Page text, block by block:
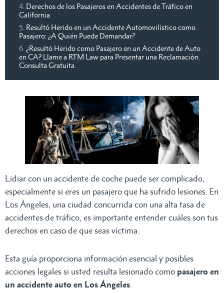
Derechos de los Pasajeros en Accidentes de Tráfico en
California
Resultó Herido en un Accidente Automovilístico como
Pasajero: ¿A Quién Puede Demandar?
¿Resultó Herido como Pasajero en un Accidente de Auto
en CA? Llame a RTM Law para Presentar una Reclamación.
Consulta Gratuita.
Lidiar con un accidente de coche puede ser complicado,
especialmente si eres un pasajero que ha sufrido lesiones. En
Los Ángeles, una ciudad concurrida con una alta tasa de
accidentes de tráfico, es importante entender cuáles son tus
derechos en caso de que seas víctima.
Esta guía proporciona información esencial y posibles
acciones legales si usted resulta lesionado como pasajero en
un accidente auto en Los Ángeles